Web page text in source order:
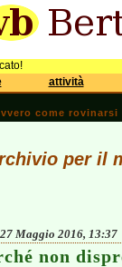
attività
come
per il
Maggio 2016, 13:37
non